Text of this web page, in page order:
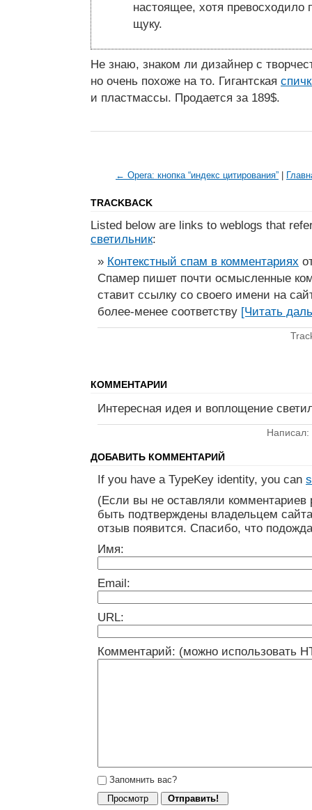
настоящее, хотя
щуку.
Не знаю, знаком ли дизайнер с
но очень похоже на то. Гигантская
и пластмассы. Продается за 189$.
← Opera: кнопка “индекс цитирования”
TRACKBACK
Listed below are links to weblogs that
светильник:
» Контекстный спам в комментариях
Спамер пишет почти осмысленные
ставит ссылку со своего имени на
более-менее соответству [Читать
КОММЕНТАРИИ
Интересная идея и воплощение
Написал:
ДОБАВИТЬ КОММЕНТАРИЙ
If you have a TypeKey identity, you can
(Если вы не оставляли
быть подтверждены владельцем
отзыв появится. Спасибо, что
Имя:
Email:
URL:
Комментарий: (можно использовать
Запомнить вас?